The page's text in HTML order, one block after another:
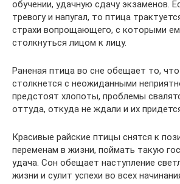
обучении, удачную сдачу экзаменов.
тревогу и напугал, то птица
страхи вопрощающего, с которыми
столкнуться лицом к лицу.
Раненая птица во сне обещает то,
столкнется с неожиданными
предстоят хлопоты, проблемы
оттуда, откуда не ждали и их
Красивые райские птицы снятся к
переменам в жизни, поймать такую
удача. Сон обещает наступление
жизни и сулит успехи во всех